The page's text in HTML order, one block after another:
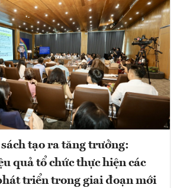
tạo ra tăng trưởng:
quả tổ chức thực hiện các
triển trong giai đoạn mới